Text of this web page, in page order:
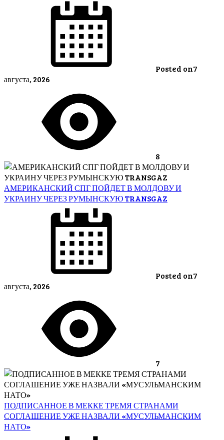
Posted on7
августа, 2026
8
АМЕРИКАНСКИЙ СПГ ПОЙДЕТ В МОЛДОВУ И
УКРАИНУ ЧЕРЕЗ РУМЫНСКУЮ TRANSGAZ
Posted on7
августа, 2026
7
ПОДПИСАННОЕ В МЕККЕ ТРЕМЯ СТРАНАМИ
СОГЛАШЕНИЕ УЖЕ НАЗВАЛИ «МУСУЛЬМАНСКИМ
НАТО»